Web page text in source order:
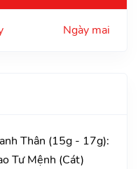
Ngày mai
Thân (15g - 17g):
Tư Mệnh (Cát)